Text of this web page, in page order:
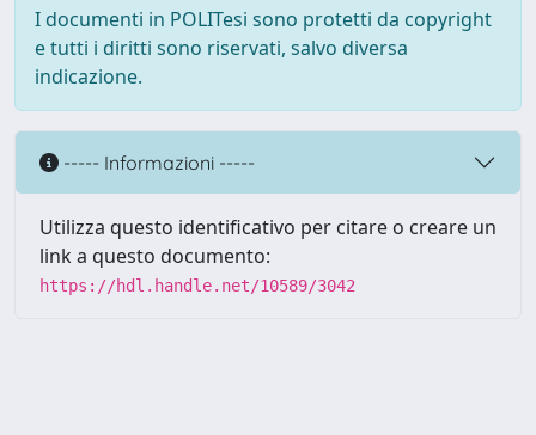
I documenti in POLITesi sono protetti da copyright
e tutti i diritti sono riservati, salvo diversa
indicazione.
----- Informazioni -----
Utilizza questo identificativo per citare o creare un
link a questo documento:
https://hdl.handle.net/10589/3042